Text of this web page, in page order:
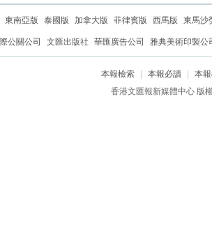
東南亞版 泰國版 加拿大版 菲律賓版 西馬版 東馬沙
公關公司 文匯出版社 華匯廣告公司 雅典美術印製公
本報檢索 本報必讀
本
香港文匯報新媒體中心 版